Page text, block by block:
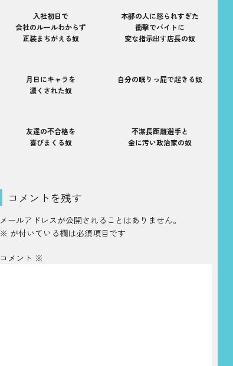
入社初日で
会社のルールわからず
正装まちがえる奴
本部の人に怒られすぎた
衝撃でバイトに
変な指示出す店長の奴
月日にキャラを
濃くされた奴
自分の眠りっ屁で起きる奴
友達の不合格を
喜びまくる奴
不潔長距離選手と
金に汚い政治家の奴
コメントを残す
メールアドレスが公開されることはありません。
※ が付いている欄は必須項目です
コメント ※